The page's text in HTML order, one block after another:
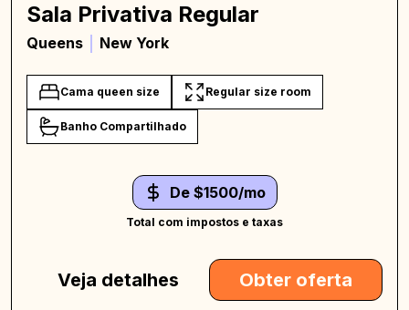
Sala Privativa Regular
Queens New York
Cama queen size Regular size room
Banho Compartilhado
De $1500/mo
Total com impostos e taxas
Veja detalhes Obter oferta